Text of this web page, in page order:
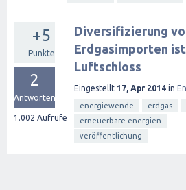
+5
Punkte
2
Antworten
1.002 Aufrufe
Diversifizierung
Erdgasimporten
Luftschloss
Eingestellt 17, Apr 2014 in
energiewende erdgas
erneuerbare energien
veröffentlichung